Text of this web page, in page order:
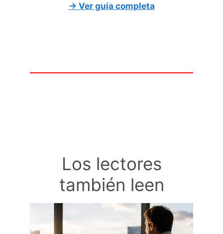
→ Ver guía completa
Los lectores
también leen